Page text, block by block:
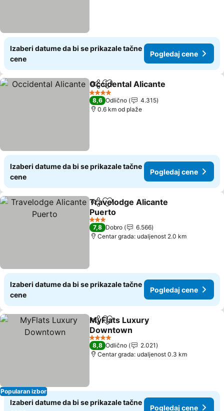
Izaberi datume da bi se prikazale tačne
cene
Pogledaj cene
Deli Dodati u favorite
Occidental Alicante
4 Zvezdice
8,6 Odlično
4.315
0.6 km od plaže
Izaberi datume da bi se prikazale tačne
cene
Pogledaj cene
Deli Dodati u favorite
Travelodge Alicante
Puerto
3 Zvezdice
7,8 Dobro
6.566
Centar grada: udaljenost 2.0 km
Izaberi datume da bi se prikazale tačne
cene
Pogledaj cene
Popularan izbor
Deli Dodati u favorite
MyFlats Luxury
Downtown
4 Zvezdice
8,8 Odlično
2.021
Centar grada: udaljenost 0.3 km
Izaberi datume da bi se prikazale tačne
Pogledaj cene